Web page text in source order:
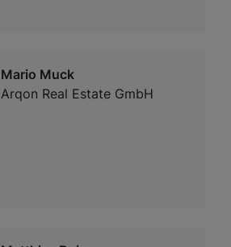
Mario Muck
Arqon Real Estate GmbH